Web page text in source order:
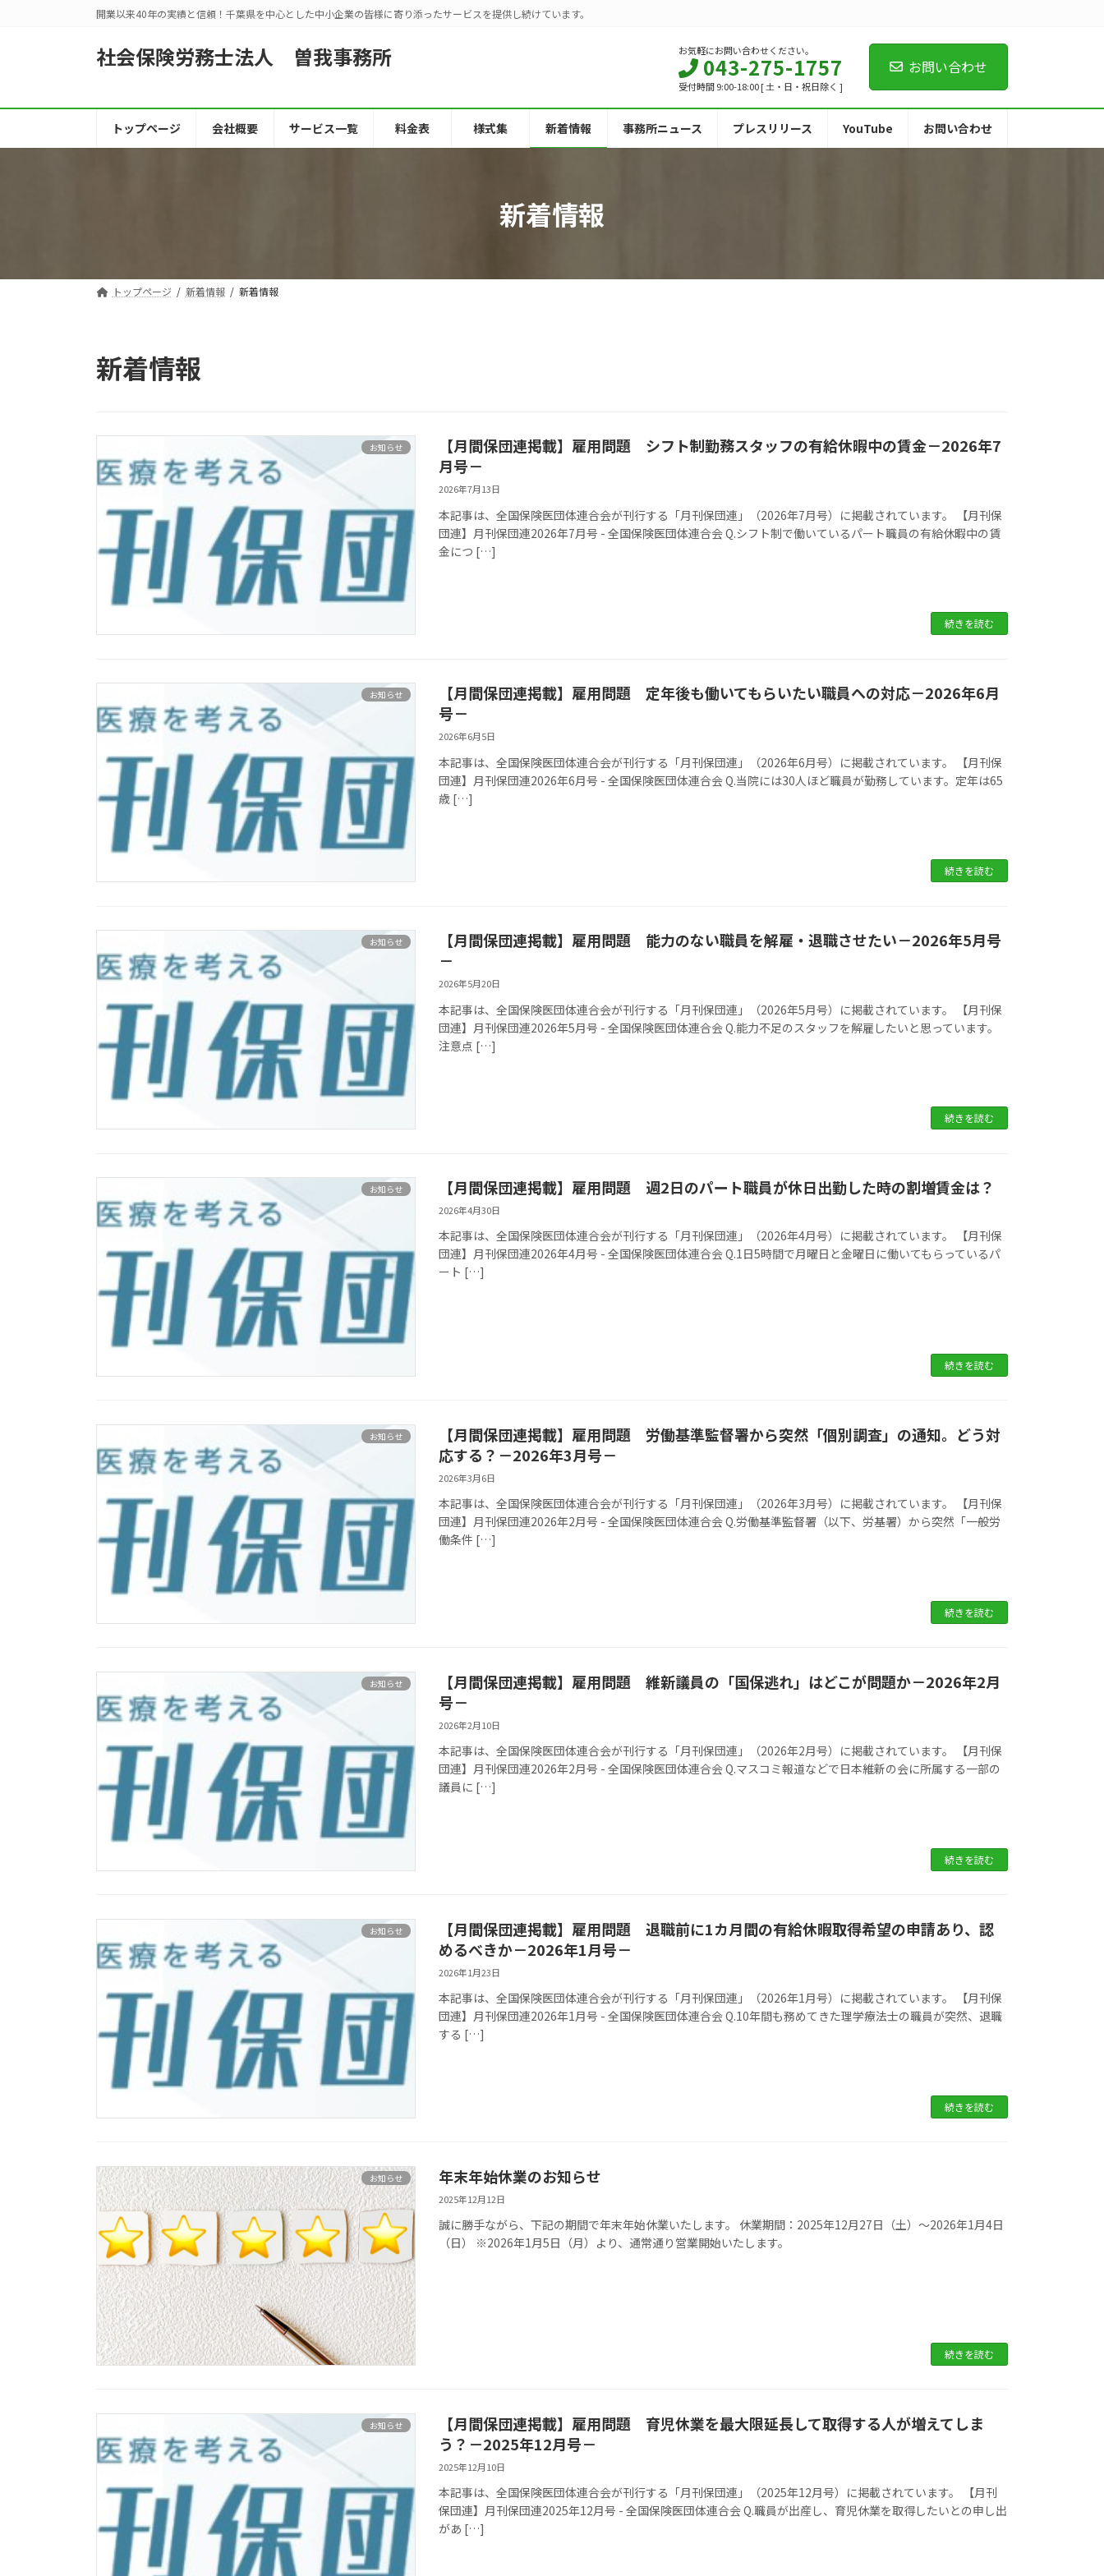
へ
キ
ョ
に
開業以来40年の実績と信頼！千葉県を中心とした中小企業の皆様に寄り添ったサービスを提供し続けています。
社会保険労務士法人 曽我事務所 お気軽にお問い合わせください。
043-275-1757
受付時間 9:00-18:00 [ 土・日・祝日除く ]
お問い合わせ
トップページ 会社概要 サービス一覧 料金表 様式集 新着情報 事務所ニュース プレスリリース YouTube お問い合わせ
新着情報
トップページ 新着情報 新着情報
新着情報
お知らせ
【月間保団連掲載】雇用問題 シフト制勤務スタッフの有給休暇中の賃金－2026年7
月号－
2026年7月13日
本記事は、全国保険医団体連合会が刊行する「月刊保団連」（2026年7月号）に掲載されています。 【月刊保
団連】月刊保団連2026年7月号 - 全国保険医団体連合会 Q.シフト制で働いているパート職員の有給休暇中の賃
金につ […]
続きを読む
お知らせ
【月間保団連掲載】雇用問題 定年後も働いてもらいたい職員への対応－2026年6月
号－
2026年6月5日
本記事は、全国保険医団体連合会が刊行する「月刊保団連」（2026年6月号）に掲載されています。 【月刊保
団連】月刊保団連2026年6月号 - 全国保険医団体連合会 Q.当院には30人ほど職員が勤務しています。定年は65
歳 […]
続きを読む
お知らせ
【月間保団連掲載】雇用問題 能力のない職員を解雇・退職させたい－2026年5月号
－
2026年5月20日
本記事は、全国保険医団体連合会が刊行する「月刊保団連」（2026年5月号）に掲載されています。 【月刊保
団連】月刊保団連2026年5月号 - 全国保険医団体連合会 Q.能力不足のスタッフを解雇したいと思っています。
注意点 […]
続きを読む
お知らせ 【月間保団連掲載】雇用問題 週2日のパート職員が休日出勤した時の割増賃金は？
2026年4月30日
本記事は、全国保険医団体連合会が刊行する「月刊保団連」（2026年4月号）に掲載されています。 【月刊保
団連】月刊保団連2026年4月号 - 全国保険医団体連合会 Q.1日5時間で月曜日と金曜日に働いてもらっているパ
ート […]
続きを読む
お知らせ
【月間保団連掲載】雇用問題 労働基準監督署から突然「個別調査」の通知。どう対
応する？－2026年3月号－
2026年3月6日
本記事は、全国保険医団体連合会が刊行する「月刊保団連」（2026年3月号）に掲載されています。 【月刊保
団連】月刊保団連2026年2月号 - 全国保険医団体連合会 Q.労働基準監督署（以下、労基署）から突然「一般労
働条件 […]
続きを読む
お知らせ
【月間保団連掲載】雇用問題 維新議員の「国保逃れ」はどこが問題か－2026年2月
号－
2026年2月10日
本記事は、全国保険医団体連合会が刊行する「月刊保団連」（2026年2月号）に掲載されています。 【月刊保
団連】月刊保団連2026年2月号 - 全国保険医団体連合会 Q.マスコミ報道などで日本維新の会に所属する一部の
議員に […]
続きを読む
お知らせ
【月間保団連掲載】雇用問題 退職前に1カ月間の有給休暇取得希望の申請あり、認
めるべきか－2026年1月号－
2026年1月23日
本記事は、全国保険医団体連合会が刊行する「月刊保団連」（2026年1月号）に掲載されています。 【月刊保
団連】月刊保団連2026年1月号 - 全国保険医団体連合会 Q.10年間も務めてきた理学療法士の職員が突然、退職
する […]
続きを読む
お知らせ 年末年始休業のお知らせ
2025年12月12日
誠に勝手ながら、下記の期間で年末年始休業いたします。 休業期間：2025年12月27日（土）～2026年1月4日
（日） ※2026年1月5日（月）より、通常通り営業開始いたします。
続きを読む
お知らせ
【月間保団連掲載】雇用問題 育児休業を最大限延長して取得する人が増えてしま
う？－2025年12月号－
2025年12月10日
本記事は、全国保険医団体連合会が刊行する「月刊保団連」（2025年12月号）に掲載されています。 【月刊
保団連】月刊保団連2025年12月号 - 全国保険医団体連合会 Q.職員が出産し、育児休業を取得したいとの申し出
があ […]